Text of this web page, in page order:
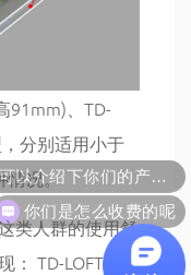
91mm)、TD-
分别适用小于
情况。
类人群的使用舒
： TD-LOFT使用
你们是怎么收费的呢